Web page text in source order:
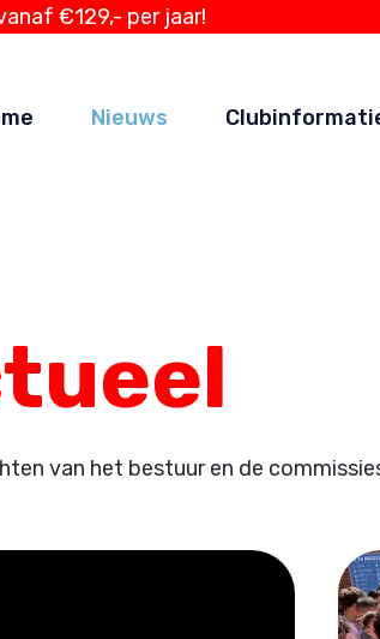
€129,- per jaar!
Nieuws
van het bestuur en de